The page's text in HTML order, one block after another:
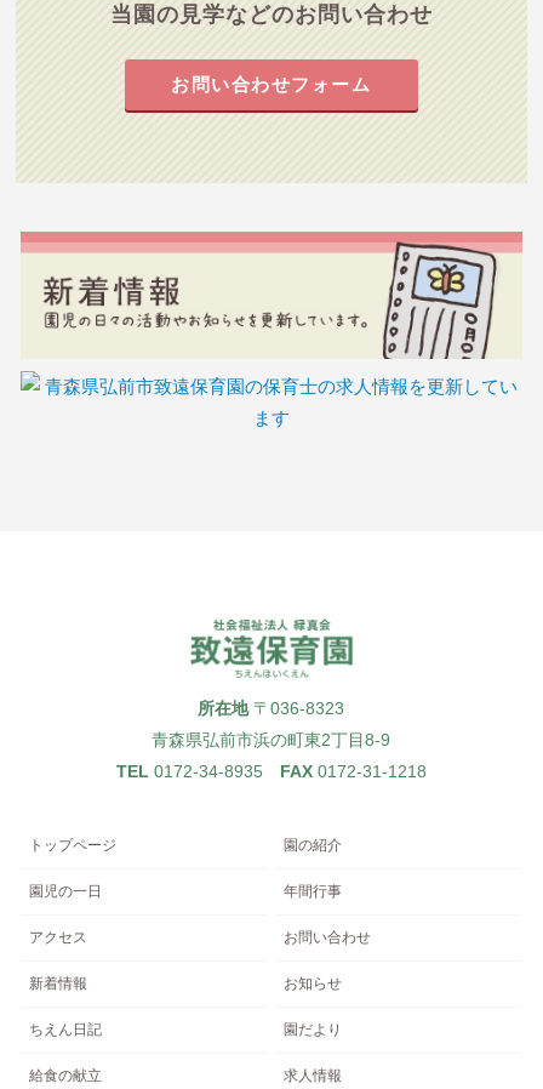
当園の見学などのお問い合わせ
お問い合わせフォーム
所在地〒036-8323
青森県弘前市浜の町東2丁目8-9
TEL 0172-34-8935 FAX0172-31-1218
トップページ 園の紹介
園児の一日 年間行事
アクセス お問い合わせ
新着情報 お知らせ
ちえん日記 園だより
給食の献立 求人情報